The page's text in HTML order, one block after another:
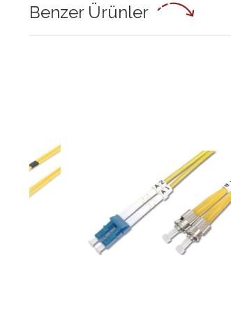
Benzer Ürünler